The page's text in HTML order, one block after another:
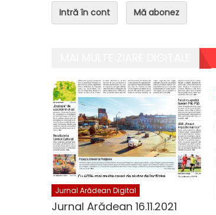
Intră în cont Mă abonez
Jurnal Arădean Digital
Jurnal Arădean 16.11.2021
Jurnal Arădean Digital
Jurnal Arădean 05.08.2026